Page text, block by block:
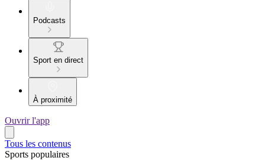
Podcasts
Sport en direct
À proximité
Ouvrir l'app
Tous les contenus
Sports populaires